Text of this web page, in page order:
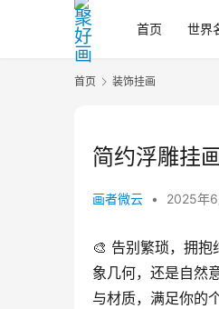
首页 世界
首页 装饰挂画
简约浮雕挂
画者微云 • 2025年
🎨 告别繁琐，拥
象几何，还是自然
与材质，满足你的